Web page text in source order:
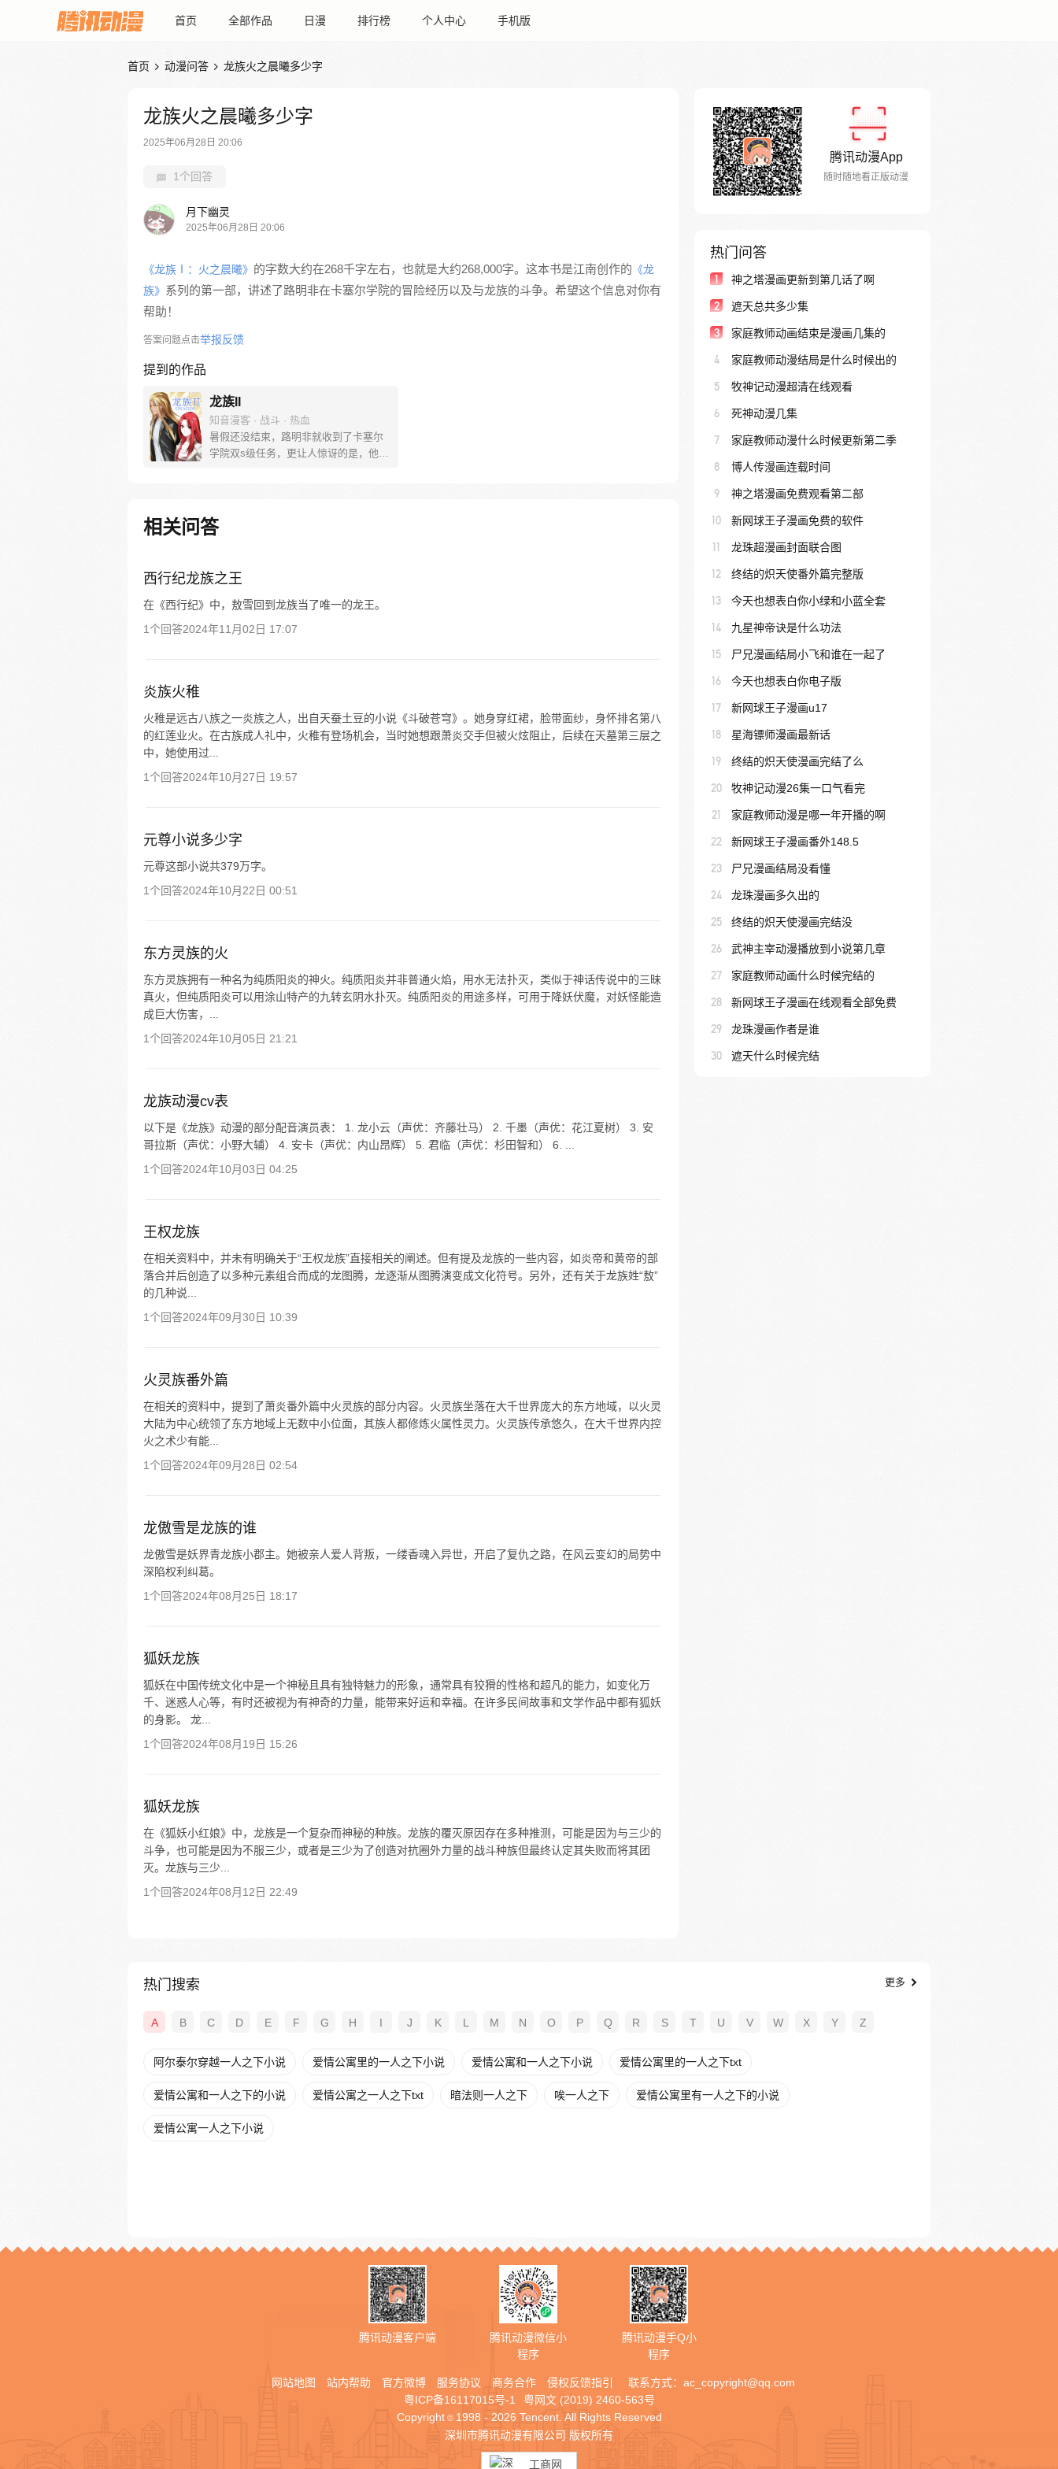
首页 全部作品 日漫 排行榜 个人中心 手机版
首页  动漫问答  龙族火之晨曦多少字
龙族火之晨曦多少字
2025年06月28日 20:06
1个回答
月下幽灵
2025年06月28日 20:06
《龙族Ⅰ：火之晨曦》 的字数大约在268千字左右，也就是大约268,000字。这本书是江南创作的 《龙
族》 系列的第一部，讲述了路明非在卡塞尔学院的冒险经历以及与龙族的斗争。希望这个信息对你有
帮助！
答案问题点击举报反馈
提到的作品
龙族II
知音漫客 · 战斗 · 热血
暑假还没结束，路明非就收到了卡塞尔
学院双s级任务，更让人惊讶的是，他成
相关问答
西行纪龙族之王
在《西行纪》中，敖雪回到龙族当了唯一的龙王。
1个回答2024年11月02日 17:07
炎族火稚
火稚是远古八族之一炎族之人，出自天蚕土豆的小说《斗破苍穹》。她身穿红裙，脸带面纱，身怀排名第八
的红莲业火。在古族成人礼中，火稚有登场机会，当时她想跟萧炎交手但被火炫阻止，后续在天墓第三层之
中，她使用过...
1个回答2024年10月27日 19:57
元尊小说多少字
元尊这部小说共379万字。
1个回答2024年10月22日 00:51
东方灵族的火
东方灵族拥有一种名为纯质阳炎的神火。纯质阳炎并非普通火焰，用水无法扑灭，类似于神话传说中的三昧
真火，但纯质阳炎可以用涂山特产的九转玄阴水扑灭。纯质阳炎的用途多样，可用于降妖伏魔，对妖怪能造
成巨大伤害，...
1个回答2024年10月05日 21:21
龙族动漫cv表
以下是《龙族》动漫的部分配音演员表： 1. 龙小云（声优：齐藤壮马） 2. 千墨（声优：花江夏树） 3. 安
哥拉斯（声优：小野大辅） 4. 安卡（声优：内山昂辉） 5. 君临（声优：杉田智和） 6. ...
1个回答2024年10月03日 04:25
王权龙族
在相关资料中，并未有明确关于“王权龙族”直接相关的阐述。但有提及龙族的一些内容，如炎帝和黄帝的部
落合并后创造了以多种元素组合而成的龙图腾，龙逐渐从图腾演变成文化符号。另外，还有关于龙族姓“敖”
的几种说...
1个回答2024年09月30日 10:39
火灵族番外篇
在相关的资料中，提到了萧炎番外篇中火灵族的部分内容。火灵族坐落在大千世界庞大的东方地域，以火灵
大陆为中心统领了东方地域上无数中小位面，其族人都修炼火属性灵力。火灵族传承悠久，在大千世界内控
火之术少有能...
1个回答2024年09月28日 02:54
龙傲雪是龙族的谁
龙傲雪是妖界青龙族小郡主。她被亲人爱人背叛，一缕香魂入异世，开启了复仇之路，在风云变幻的局势中
深陷权利纠葛。
1个回答2024年08月25日 18:17
狐妖龙族
狐妖在中国传统文化中是一个神秘且具有独特魅力的形象，通常具有狡猾的性格和超凡的能力，如变化万
千、迷惑人心等，有时还被视为有神奇的力量，能带来好运和幸福。在许多民间故事和文学作品中都有狐妖
的身影。 龙...
1个回答2024年08月19日 15:26
狐妖龙族
在《狐妖小红娘》中，龙族是一个复杂而神秘的种族。龙族的覆灭原因存在多种推测，可能是因为与三少的
斗争，也可能是因为不服三少，或者是三少为了创造对抗圈外力量的战斗种族但最终认定其失败而将其团
灭。龙族与三少...
1个回答2024年08月12日 22:49
腾讯动漫App
随时随地看正版动漫
热门问答
1 神之塔漫画更新到第几话了啊
2 遮天总共多少集
3 家庭教师动画结束是漫画几集的
4 家庭教师动漫结局是什么时候出的
5 牧神记动漫超清在线观看
6 死神动漫几集
7 家庭教师动漫什么时候更新第二季
8 博人传漫画连载时间
9 神之塔漫画免费观看第二部
10 新网球王子漫画免费的软件
11 龙珠超漫画封面联合图
12 终结的炽天使番外篇完整版
13 今天也想表白你小绿和小蓝全套
14 九星神帝诀是什么功法
15 尸兄漫画结局小飞和谁在一起了
16 今天也想表白你电子版
17 新网球王子漫画u17
18 星海镖师漫画最新话
19 终结的炽天使漫画完结了么
20 牧神记动漫26集一口气看完
21 家庭教师动漫是哪一年开播的啊
22 新网球王子漫画番外148.5
23 尸兄漫画结局没看懂
24 龙珠漫画多久出的
25 终结的炽天使漫画完结没
26 武神主宰动漫播放到小说第几章
27 家庭教师动画什么时候完结的
28 新网球王子漫画在线观看全部免费
29 龙珠漫画作者是谁
30 遮天什么时候完结
热门搜索 更多
A B C D E F G H I J K L M N O P Q R S T U V W X Y Z
阿尔泰尔穿越一人之下小说 爱情公寓里的一人之下小说 爱情公寓和一人之下小说 爱情公寓里的一人之下txt
爱情公寓和一人之下的小说 爱情公寓之一人之下txt 暗法则一人之下 唉一人之下 爱情公寓里有一人之下的小说
爱情公寓一人之下小说
腾讯动漫客户端
腾讯动漫微信小
程序
腾讯动漫手Q小
程序
网站地图 站内帮助 官方微博 服务协议 商务合作 侵权反馈指引 联系方式： ac_copyright@qq.com
粤ICP备16117015号-1
粤网文 (2019) 2460-563号
Copyright © 1998 - 2026 Tencent. All Rights Reserved
深圳市腾讯动漫有限公司 版权所有
工商网